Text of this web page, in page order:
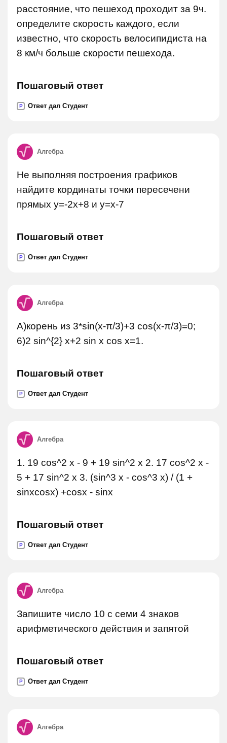
расстояние, что пешеход проходит за 9ч.
определите скорость каждого, если
известно, что скорость велосипидиста на
8 км/ч больше скорости пешехода.
Пошаговый ответ
P Ответ дал Студент
Алгебра
Не выполняя построения графиков
найдите кординаты точки пересечени
прямых y=-2x+8 и y=x-7
Пошаговый ответ
P Ответ дал Студент
Алгебра
А)корень из 3*sin(x-π/3)+3 cos(x-π/3)=0;
6)2 sin^{2} x+2 sin x cos x=1.
Пошаговый ответ
P Ответ дал Студент
Алгебра
1. 19 cos^2 x - 9 + 19 sin^2 x 2. 17 cos^2 x -
5 + 17 sin^2 x 3. (sin^3 x - cos^3 x) / (1 +
sinxcosx) +cosx - sinx
Пошаговый ответ
P Ответ дал Студент
Алгебра
Запишите число 10 с семи 4 знаков
арифметического действия и запятой
Пошаговый ответ
P Ответ дал Студент
Алгебра